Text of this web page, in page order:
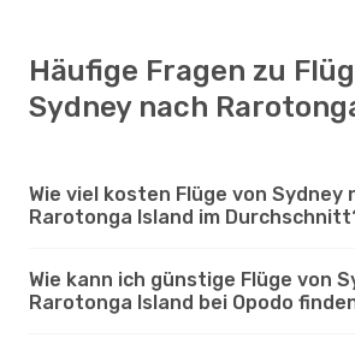
Häufige Fragen zu
Sydney nach
Wie viel kosten Flüge von Sydney
Rarotonga Island im
Wie kann ich günstige Flüge von
Rarotonga Island bei Opodo